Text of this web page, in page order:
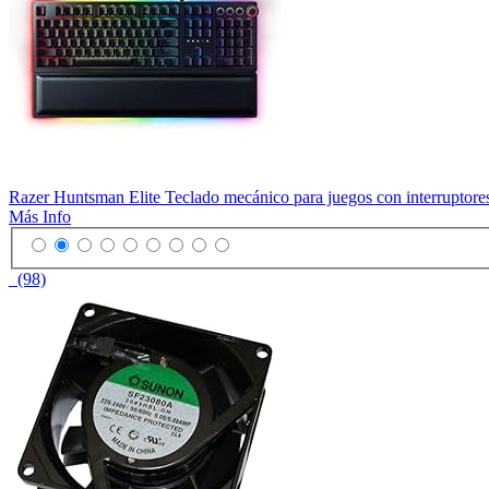
Razer Huntsman Elite Teclado mecánico para juegos con
Más Info
(98)